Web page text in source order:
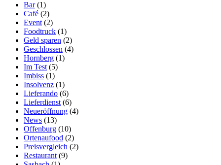
Bar (1)
Café (2)
Event (2)
Foodtruck (1)
Geld sparen (2)
Geschlossen (4)
Hornberg (1)
Im Test (5)
Imbiss (1)
Insolvenz (1)
Lieferando (6)
Lieferdienst (6)
Neueröffnung (4)
News (13)
Offenburg (10)
Ortenaufood (2)
Preisvergleich (2)
Restaurant (9)